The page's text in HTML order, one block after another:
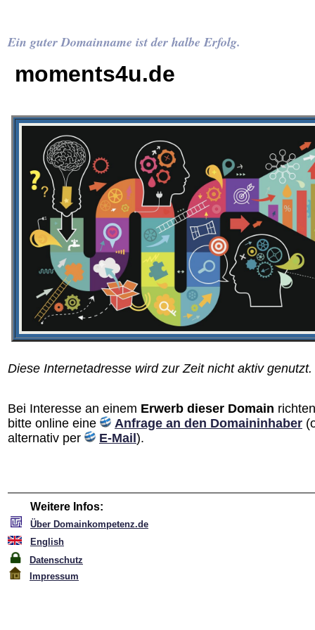
Ein guter Domainname ist der halbe Erfolg.
moments4u.de
Diese Internetadresse wird zur Zeit nicht aktiv genutzt.
Bei Interesse an einem Erwerb dieser Domain
bitte online eine
Anfrage an den Domain­inhaber
alternativ per
E-Mail ).
Weitere Infos:
Über Domainkompetenz.de
English
Datenschutz
Impressum